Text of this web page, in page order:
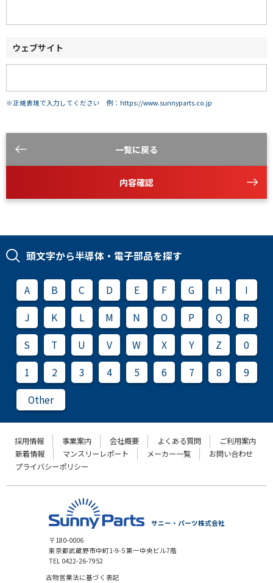
ウェブサイト
※正規表現で入力してください 例：https://www.sunnyparts.co.jp
一覧に戻る
内容確認
頭文字から半導体・電子部品を探す
A B C D E F G H
I
J
K L M N O P Q
R
S
T U V W X Y Z
0
1
2 3 4 5 6 7 8
9
Other
採用情報 事業案内 会社概要 よくある質問
ご利用案内
新着情報
マンスリーレポート メーカー一覧
お問い合わせ
プライバシーポリシー
サニー・パーツ株式会社
〒180-0006
東京都武蔵野市中町1-9-5 第一中央ビル7階
TEL 0422-26-7952
古物営業法に基づく表記